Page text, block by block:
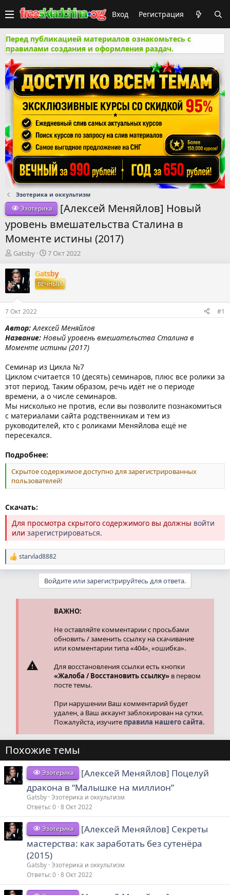
Вход Регистрация
Перед публикацией материалов ознакомьтесь с
правилами создания и оформления раздач.
Эзотерика и оккультизм
Эзотерика
[Алексей Меняйлов] Новый
уровень вмешательства Сталина в
Моменте истины (2017)
А
т
о
р
т
е
м
ы
Gatsby
Д
т
а
н
а
л
а
7 Окт 2022
Gatsby
ВЕЧНЫЙ
7 Окт 2022 #1
Автор:Алексей Меняйлов
Название: Новый уровень вмешательства Сталина в
Моменте истины (2017)
Семинар из Цикла №7
Циклом считается 10 (десять) семинаров, плюс все ролики за
этот период. Таким образом, речь идёт не о периоде
времени, а о числе семинаров.
Мы нисколько не против, если вы позволите познакомиться
с материалами сайта родственникам и тем из
руководителей, кто с роликами Меняйлова ещё не
пересекался.
Подробнее:
Скрытое содержимое доступно для зарегистрированных
пользователей!
Скачать:
Для просмотра скрытого содержимого вы должны войти
или зарегистрироваться.
Р
е
starvlad8882
Войдите или зарегистрируйтесь для ответа.
ВАЖНО:
Не оставляйте комментарии с просьбами
обновить / заменить ссылку на скачивание
или комментарии типа «404», «ошибка».
Для восстановления ссылки есть кнопки
«Жалоба / Восстановить ссылку» в первом
посте темы.
При нарушении Ваш комментарий будет
удален, а Ваш аккаунт заблокирован на сутки.
Пожалуйста, изучите правила нашего сайта.
Похожие темы
Эзотерика
[Алексей Меняйлов] Поцелуй
дракона в “Малышке на миллион”
Gatsby Эзотерика и оккультизм
Ответы 0 8 Окт 2022
Эзотерика
[Алексей Меняйлов] Секреты
мастерства: как заработать без сутенёра
(2015)
Gatsby Эзотерика и оккультизм
Ответы 0 8 Окт 2022